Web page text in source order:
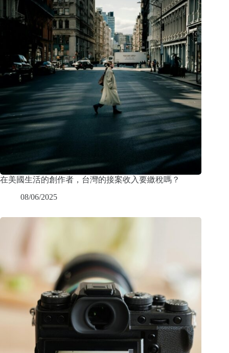
在美國生活的創作者，台灣的接案收入要繳稅嗎？
08/06/2025